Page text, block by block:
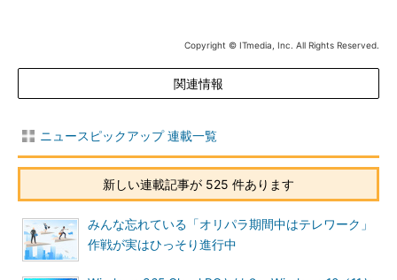
Copyright © ITmedia, Inc. All Rights Reserved.
関連情報
ニュースピックアップ 連載一覧
新しい連載記事が 525 件あります
みんな忘れている「オリパラ期間中はテレワーク」
作戦が実はひっそり進行中